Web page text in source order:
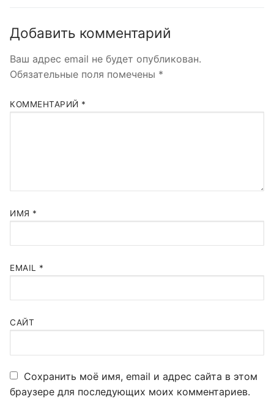
Добавить комментарий
Ваш адрес email не будет опубликован.
Обязательные поля помечены *
КОММЕНТАРИЙ *
ИМЯ *
EMAIL *
САЙТ
Сохранить моё имя, email и адрес сайта в этом
браузере для последующих моих комментариев.